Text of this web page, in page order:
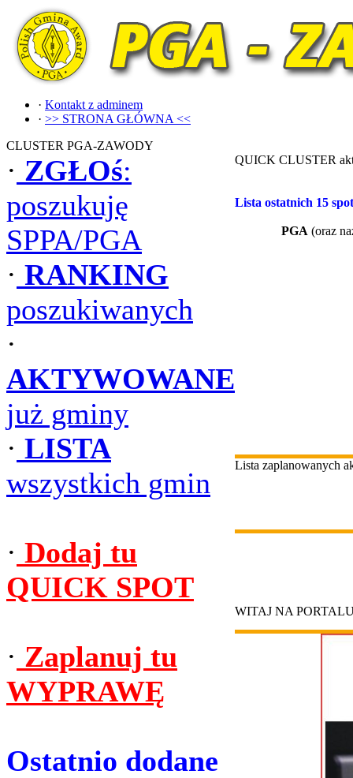
· Kontakt z adminem
· >> STRONA GŁÓWNA <<
CLUSTER PGA-ZAWODY
· ZGŁOś:
poszukuję
SPPA/PGA
· RANKING
poszukiwanych
·
AKTYWOWANE
już gminy
· LISTA
wszystkich gmin
· Dodaj tu
QUICK SPOT
· Zaplanuj tu
WYPRAWĘ
Ostatnio dodane
QUICK CLUSTER
Lista ostatnich 15
Lista zaplanowanych
WITAJ NA